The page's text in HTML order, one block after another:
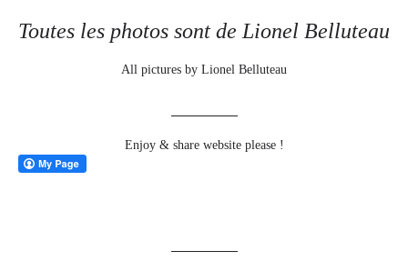
Toutes les photos sont de Lionel Belluteau
All pictures by Lionel Belluteau
Enjoy & share website please !